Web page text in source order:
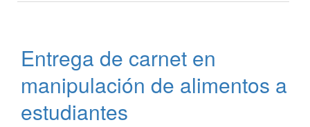
la
producción
local
Entrega de carnet en
manipulación de alimentos a
estudiantes